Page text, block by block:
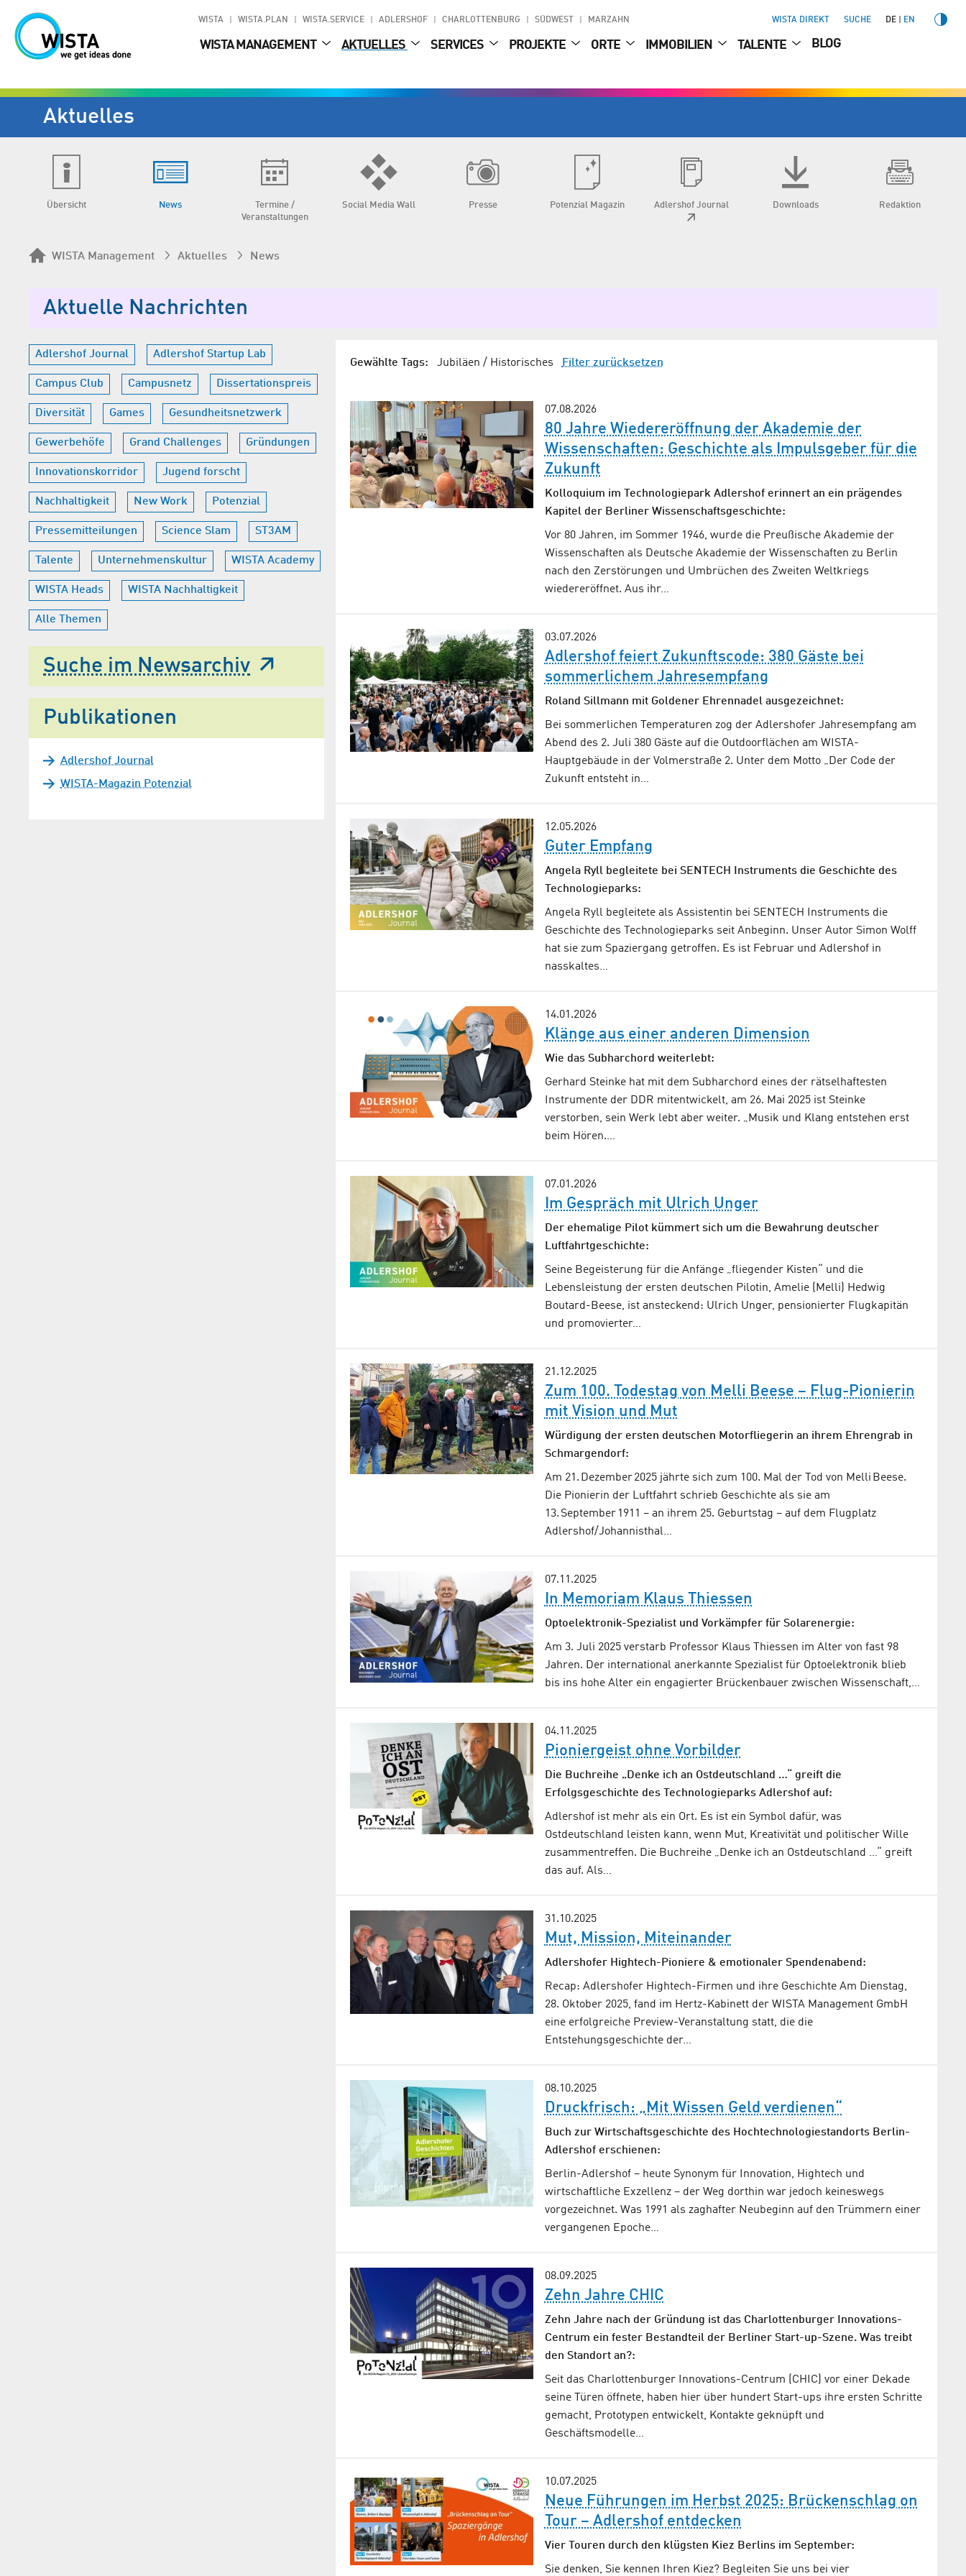
WISTA WISTA.PLAN WISTA.SERVICE ADLERSHOF CHARLOTTENBURG SÜDWEST MARZAHN WISTA DIREKT SUCHE DE EN
WISTA MANAGEMENT AKTUELLES SERVICES PROJEKTE ORTE IMMOBILIEN TALENTE BLOG
Aktuelles
Übersicht News
Termine /
Veranstaltungen
Social Media Wall Presse Potenzial Magazin Adlershof Journal Downloads Redaktion
WISTA Management Aktuelles News
Aktuelle Nachrichten
Adlershof Journal Adlershof Startup Lab
Campus Club Campusnetz Dissertationspreis
Diversität Games Gesundheitsnetzwerk
Gewerbehöfe Grand Challenges Gründungen
Innovationskorridor Jugend forscht
Nachhaltigkeit New Work Potenzial
Pressemitteilungen Science Slam ST3AM
Talente Unternehmenskultur WISTA Academy
WISTA Heads WISTA Nachhaltigkeit
Alle Themen
Suche im Newsarchiv
Publikationen
Adlershof Journal
WISTA-Magazin Potenzial
Gewählte Tags: Jubiläen / Historisches Filter zurücksetzen
07.08.2026
80 Jahre Wiedereröffnung der Akademie der
Wissen­schaften: Geschichte als Impulsgeber für die
Zukunft
Kolloquium im Technologiepark Adlershof erinnert an ein prägendes
Kapitel der Berliner Wissenschaftsgeschichte:
Vor 80 Jahren, im Sommer 1946, wurde die Preußische Akademie der
Wissenschaften als Deutsche Akademie der Wissenschaften zu Berlin
nach den Zerstörungen und Umbrüchen des Zweiten Weltkriegs
wiedereröffnet. Aus ihr…
03.07.2026
Adlershof feiert Zukunftscode: 380 Gäste bei
sommerlichem Jahresempfang
Roland Sillmann mit Goldener Ehrennadel ausgezeichnet:
Bei sommerlichen Temperaturen zog der Adlershofer Jahresempfang am
Abend des 2. Juli 380 Gäste auf die Outdoorflächen am WISTA-
Hauptgebäude in der Volmerstraße 2. Unter dem Motto „Der Code der
Zukunft entsteht in…
12.05.2026
Guter Empfang
Angela Ryll begleitete bei SENTECH Instruments die Geschichte des
Technologieparks:
Angela Ryll begleitete als Assistentin bei SENTECH Instruments die
Geschichte des Technologieparks seit Anbeginn. Unser Autor Simon Wolff
hat sie zum Spaziergang getroffen. Es ist Februar und Adlershof in
nasskaltes…
14.01.2026
Klänge aus einer anderen Dimension
Wie das Subharchord weiterlebt:
Gerhard Steinke hat mit dem Subharchord eines der rätselhaftesten
Instrumente der DDR mitentwickelt, am 26. Mai 2025 ist Steinke
verstorben, sein Werk lebt aber weiter. „Musik und Klang entstehen erst
beim Hören.…
07.01.2026
Im Gespräch mit Ulrich Unger
Der ehemalige Pilot kümmert sich um die Bewahrung deutscher
Luftfahrtgeschichte:
Seine Begeisterung für die Anfänge „fliegender Kisten“ und die
Lebensleistung der ersten deutschen Pilotin, Amelie (Melli) Hedwig
Boutard-Beese, ist ansteckend: Ulrich Unger, pensionierter Flugkapitän
und promovierter…
21.12.2025
Zum 100. Todestag von Melli Beese – Flug-Pionierin
mit Vision und Mut
Würdigung der ersten deutschen Motorfliegerin an ihrem Ehrengrab in
Schmargendorf:
Am 21. Dezember 2025 jährte sich zum 100. Mal der Tod von Melli Beese.
Die Pionierin der Luftfahrt schrieb Geschichte als sie am
13. September 1911 – an ihrem 25. Geburtstag – auf dem Flugplatz
Adlershof/Johannisthal…
07.11.2025
In Memoriam Klaus Thiessen
Optoelektronik-Spezialist und Vorkämpfer für Solarenergie:
Am 3. Juli 2025 verstarb Professor Klaus Thiessen im Alter von fast 98
Jahren. Der international anerkannte Spezialist für Optoelektronik blieb
bis ins hohe Alter ein engagierter Brückenbauer zwischen Wissenschaft,…
04.11.2025
Pioniergeist ohne Vorbilder
Die Buchreihe „Denke ich an Ostdeutschland …“ greift die
Erfolgsgeschichte des Technologieparks Adlershof auf:
Adlershof ist mehr als ein Ort. Es ist ein Symbol dafür, was
Ostdeutschland leisten kann, wenn Mut, Kreativität und politischer Wille
zusammentreffen. Die Buchreihe „Denke ich an Ostdeutschland …“ greift
das auf. Als…
31.10.2025
Mut, Mission, Miteinander
Adlershofer Hightech-Pioniere & emotionaler Spendenabend:
Recap: Adlershofer Hightech-Firmen und ihre Geschichte Am Dienstag,
28. Oktober 2025, fand im Hertz-Kabinett der WISTA Management GmbH
eine erfolgreiche Preview-Veranstaltung statt, die die
Entstehungsgeschichte der…
08.10.2025
Druckfrisch: „Mit Wissen Geld verdienen“
Buch zur Wirtschaftsgeschichte des Hoch­technologie­standorts Berlin-
Adlershof erschienen:
Berlin-Adlershof – heute Synonym für Innovation, Hightech und
wirtschaftliche Exzellenz – der Weg dorthin war jedoch keineswegs
vorgezeichnet. Was 1991 als zaghafter Neubeginn auf den Trümmern einer
vergangenen Epoche…
08.09.2025
Zehn Jahre CHIC
Zehn Jahre nach der Gründung ist das Charlottenburger Innovations-
Centrum ein fester Bestandteil der Berliner Start-up-Szene. Was treibt
den Standort an?:
Seit das Charlottenburger Innovations-Centrum (CHIC) vor einer Dekade
seine Türen öffnete, haben hier über hundert Start-ups ihre ersten Schritte
gemacht, Prototypen entwickelt, Kontakte geknüpft und
Geschäftsmodelle…
10.07.2025
Neue Führungen im Herbst 2025: Brückenschlag on
Tour – Adlershof entdecken
Vier Touren durch den klügsten Kiez Berlins im September:
Sie denken, Sie kennen Ihren Kiez? Begleiten Sie uns bei vier